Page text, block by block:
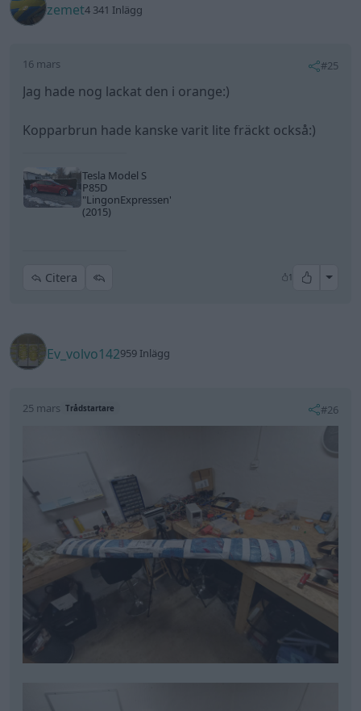
zemet4 341 Inlägg
16 mars #25
Jag hade nog lackat den i orange:)
Kopparbrun hade kanske varit lite fräckt också:)
Tesla Model S
P85D
"LingonExpressen"
(2015)
Citera 1 All
Ev_volvo142959 Inlägg
25 mars Trådstartare #26